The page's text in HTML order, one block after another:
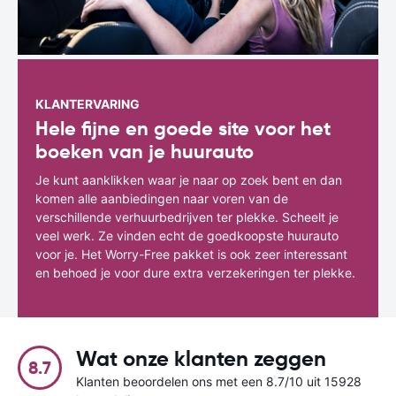
KLANTERVARING
Hele fijne en goede site voor het
boeken van je huurauto
Je kunt aanklikken waar je naar op zoek bent en dan
komen alle aanbiedingen naar voren van de
verschillende verhuurbedrijven ter plekke. Scheelt je
veel werk. Ze vinden echt de goedkoopste huurauto
voor je. Het Worry-Free pakket is ook zeer interessant
en behoed je voor dure extra verzekeringen ter plekke.
8.7 Wat onze klanten zeggen
Klanten beoordelen ons met een 8.7/10 uit 15928